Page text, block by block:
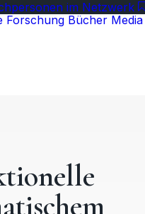
im Netzwerk
Forschung Bücher Media